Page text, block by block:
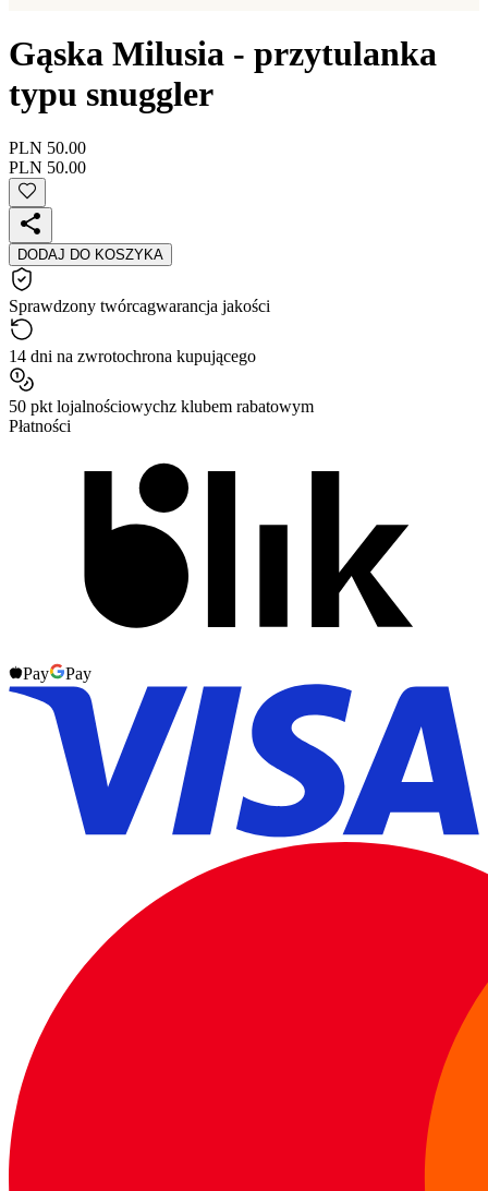
Gąska Milusia - przytulanka
typu snuggler
PLN 50.00
PLN 50.00
DODAJ DO KOSZYKA
Sprawdzony twórcagwarancja jakości
14 dni na zwrotochrona kupującego
50 pkt lojalnościowychz klubem rabatowym
Płatności
Pay Pay